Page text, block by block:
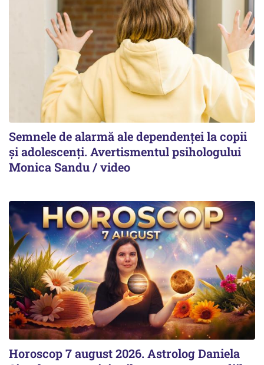
Semnele de alarmă ale dependenței la copii
și adolescenți. Avertismentul psihologului
Monica Sandu / video
Horoscop 7 august 2026. Astrolog Daniela